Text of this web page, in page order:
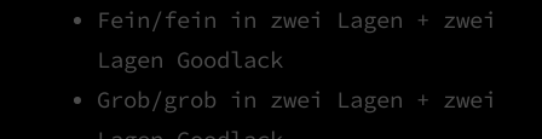
Fein/fein in zwei Lagen + zwei
Lagen Goodlack
Grob/grob in zwei Lagen + zwei